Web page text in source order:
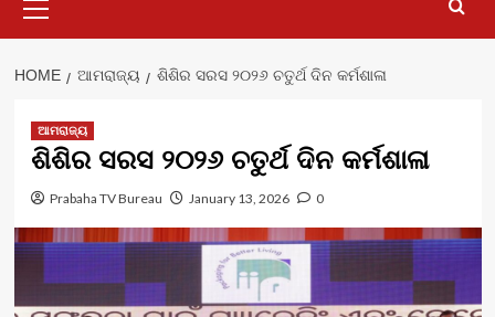
Menu
HOME ଆମରାଜ୍ୟ ଶିଶିର ସରସ ୨୦୨୬ ଚତୁର୍ଥ ଦିନ କର୍ମଶାଳା
ଆମରାଜ୍ୟ
ଶିଶିର ସରସ ୨୦୨୬ ଚତୁର୍ଥ ଦିନ କର୍ମଶାଳା
Prabaha TV Bureau January 13, 2026 0